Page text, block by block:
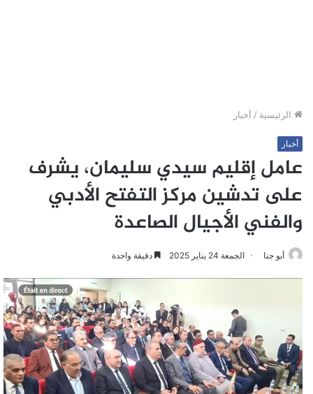
الرئيسية / أخبار
أخبار
عامل إقليم سيدي سليمان، يشرف
على تدشين مركز التفتح الأدبي
والفني الأجيال الصاعدة
أبو جنا الجمعة 24 يناير 2025 دقيقة واحدة